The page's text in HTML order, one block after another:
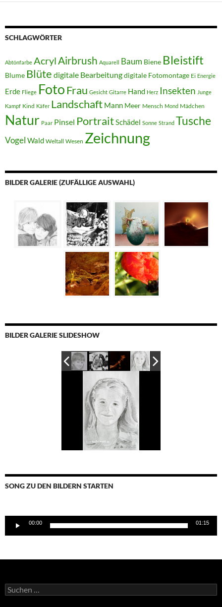
SCHLAGWÖRTER
Abtönfarbe AcrylAirbrush Aquarell Baum Biene Bleistift
Blume Blüte digitale Bearbeitungdigitale Fotomontage Ei Energie
Erde Fliege Foto Frau Gesicht Gitarre Hand Herz Insekten Junge
Kampf Kind Käfer Landschaft Mann Meer Mensch Mond Mädchen
Natur Paar Pinsel PortraitSchädel Sonne Strand Tusche
Vogel Wald Weltall Wesen Zeichnung
BILDER GALERIE (ZUFÄLLIGE AUSWAHL)
BILDER GALERIE SLIDESHOW
SONG ZU DEN BILDERN STARTEN
Player
00:00 01:15
Suchen
nach: